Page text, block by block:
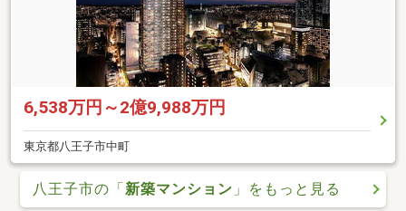
6,538万円～2億9,988万円
東京都八王子市中町
八王子市の「新築マンション 」をもっと見る